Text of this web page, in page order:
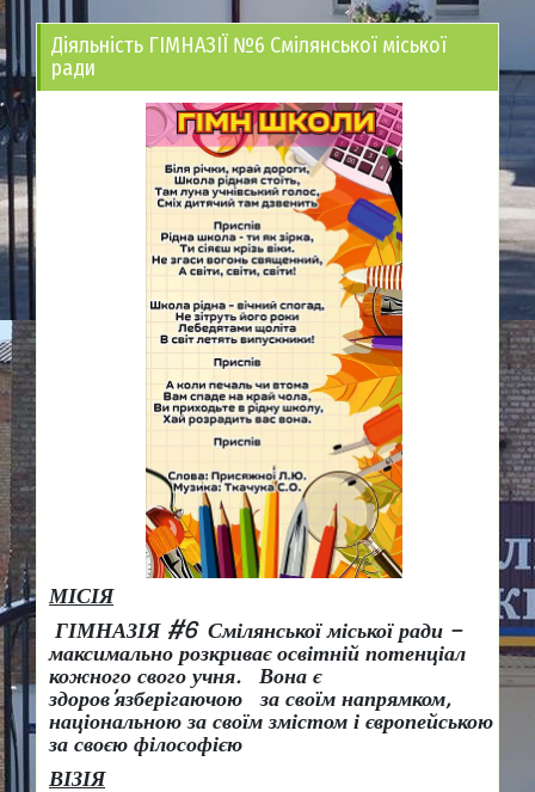
Діяльність ГІМНАЗІЇ №6 Смілянської міської
ради
МІСІЯ
ГІМНАЗІЯ #6 Смілянської міської ради –
максимально розкриває освітній потенціал
кожного свого учня.
Вона є
здоров’язберігаючою за своїм напрямком,
національною за своїм змістом і європейською
за своєю філософією
ВІЗІЯ